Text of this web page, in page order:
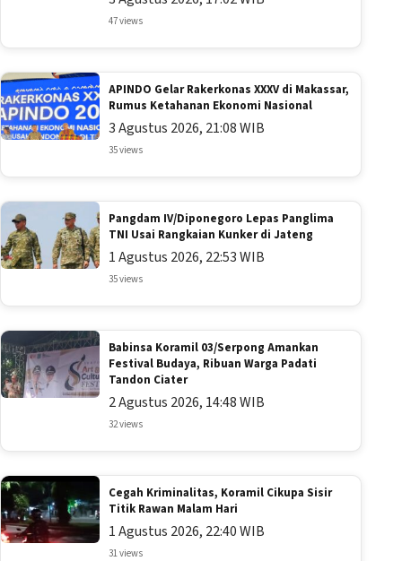
47 views
APINDO Gelar Rakerkonas XXXV di Makassar,
Rumus Ketahanan Ekonomi Nasional
3 Agustus 2026, 21:08 WIB
35 views
Pangdam IV/Diponegoro Lepas Panglima
TNI Usai Rangkaian Kunker di Jateng
1 Agustus 2026, 22:53 WIB
35 views
Babinsa Koramil 03/Serpong Amankan
Festival Budaya, Ribuan Warga Padati
Tandon Ciater
2 Agustus 2026, 14:48 WIB
32 views
Cegah Kriminalitas, Koramil Cikupa Sisir
Titik Rawan Malam Hari
1 Agustus 2026, 22:40 WIB
31 views